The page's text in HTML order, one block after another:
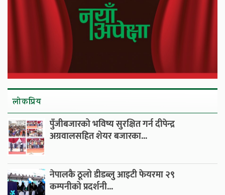
लाेकप्रिय
पुँजीबजारको भविष्य सुरक्षित गर्न दीपेन्द्र
अग्रवालसहित शेयर बजारका...
नेपालकै ठूलो डीडब्लु आइटी फेयरमा २९
कम्पनीको प्रदर्शनी...